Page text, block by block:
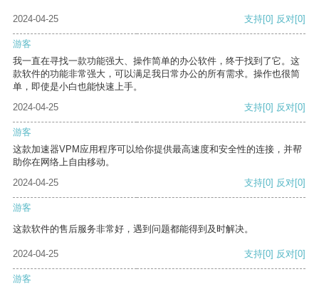
2024-04-25 支持[0] 反对[0]
游客
我一直在寻找一款功能强大、操作简单的办公软件，终于找到了它。这
款软件的功能非常强大，可以满足我日常办公的所有需求。操作也很简
单，即使是小白也能快速上手。
2024-04-25
支持[0] 反对[0]
游客
这款加速器VPM应用程序可以给你提供最高速度和安全性的连接，并帮
助你在网络上自由移动。
2024-04-25
支持[0] 反对[0]
游客
这款软件的售后服务非常好，遇到问题都能得到及时解决。
2024-04-25 支持[0] 反对[0]
游客